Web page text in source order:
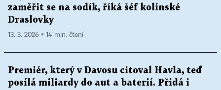
zaměřit se na sodík, říká šéf kolínské
Draslovky
13. 3. 2026 ▪ 14 min. čtení
Premiér, který v Davosu citoval Havla, teď
posílá miliardy do aut a baterií. Přidá i